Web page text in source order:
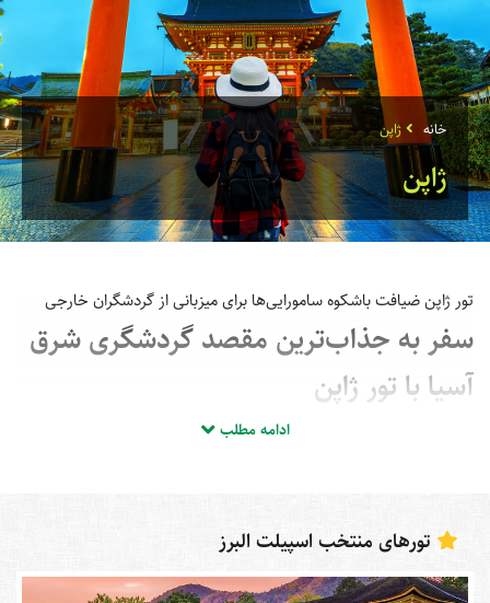
خانه ژاپن
ژاپن
تور ژاپن ضیافت باشکوه سامورایی‌ها برای میزبانی از گردشگران خارجی
سفر به جذاب‌ترین مقصد گردشگری شرق
آسیا با تور ژاپن
مقصدهای بی‌شماری در آسیا و به‌ویژه شرق این قاره برای گردشگری وجود
رفاهی، هتل‌ها و رستوران‌های لوکس و مجهز، دارای طبیعتی بکر، تاریخی
غنی و جاذبه‌های توریستی فراوان است. به همین دلیل در طول سال
گردشگران بسیاری با رزرو تور ژاپن چالشی جدید را برای بازدید از این کشور
ادامه مطلب
تورهای منتخب اسپیلت البرز